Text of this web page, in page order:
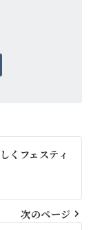
くフェスティ
次のページ